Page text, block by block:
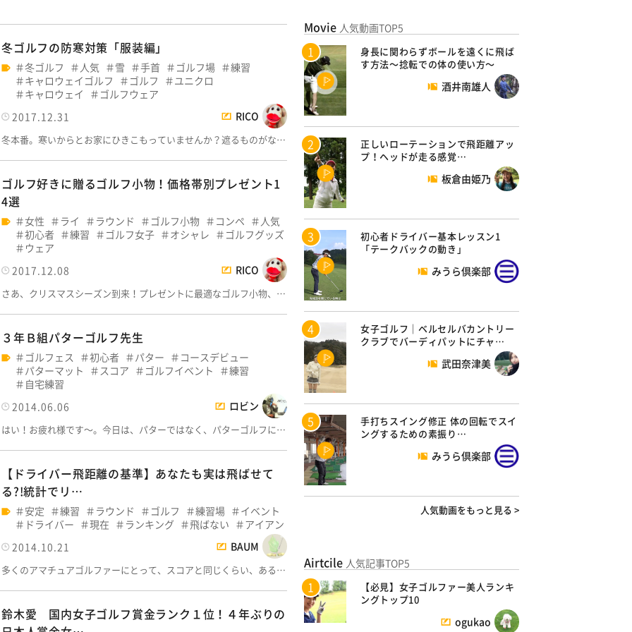
冬ゴルフの防寒対策「服装編」
冬ゴルフ 人気 雪 手首 ゴルフ場
練習
キャロウェイゴルフ
ゴルフ
ユニクロ
キャロウェイ
ゴルフウェア
2017.12.31
RICO
冬本番。寒いからとお家にひきこもっていませんか？遮るものがな…
ゴルフ好きに贈るゴルフ小物！価格帯別プレゼント1
4選
女性 ライ ラウンド ゴルフ小物 コンペ
人気
初心者
練習 ゴルフ女子 オシャレ
ゴルフグッズ
ウェア
2017.12.08
RICO
さあ、クリスマスシーズン到来！プレゼントに最適なゴルフ小物、…
３年Ｂ組パターゴルフ先生
ゴルフェス 初心者 パター
コースデビュー
パターマット
スコア ゴルフイベント
練習
自宅練習
2014.06.06
ロビン
はい！お疲れ様です～。今日は、パターではなく、パターゴルフに…
【ドライバー飛距離の基準】あなたも実は飛ばせて
る?!統計でリ…
安定 練習 ラウンド ゴルフ 練習場
イベント
ドライバー
現在 ランキング 飛ばない
アイアン
2014.10.21
BAUM
多くのアマチュアゴルファーにとって、スコアと同じくらい、ある…
鈴木愛 国内女子ゴルフ賞金ランク１位！４年ぶりの
Movie 人気動画TOP5
身長に関わらずボールを遠くに飛ば
す方法～捻転での体の使い方～
酒井南雄人
正しいローテーションで飛距離アッ
プ！ヘッドが走る感覚…
板倉由姫乃
初心者ドライバー基本レッスン1
「テークバックの動き」
みうら倶楽部
女子ゴルフ｜ベルセルバカントリー
クラブでバーディパットにチャ…
武田奈津美
手打ちスイング修正 体の回転でスイ
ングするための素振り…
みうら倶楽部
人気動画をもっと見る >
Airtcile 人気記事TOP5
【必見】女子ゴルファー美人ランキ
ングトップ10
ogukao